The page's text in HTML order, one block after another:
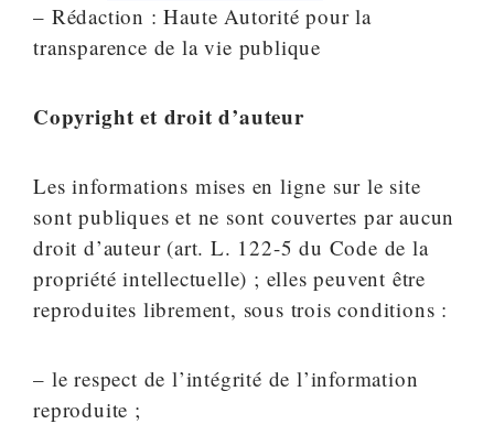
– Rédaction : Haute Autorité pour la
transparence de la vie publique
Copyright et droit d’auteur
Les informations mises en ligne sur le site
sont publiques et ne sont couvertes par aucun
droit d’auteur (art. L. 122-5 du Code de la
propriété intellectuelle) ; elles peuvent être
reproduites librement, sous trois conditions :
– le respect de l’intégrité de l’information
reproduite ;